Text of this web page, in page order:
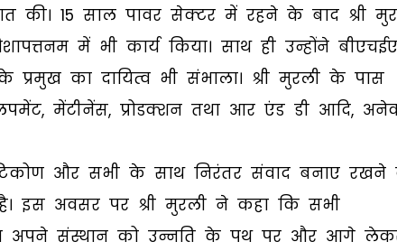
की। 15 साल पावर सेक्टर में रहने के बाद श्री
में भी कार्य किया। साथ ही उन्होंने
प्रमुख का दायित्व भी संभाला। श्री मुरली के पास
मेंटीनेंस, प्रोडक्शन तथा आर एंड डी आदि,
और सभी के साथ निरंतर संवाद बनाए रखने
इस अवसर पर श्री मुरली ने कहा कि सभी
हम अपने संस्थान को उन्नति के पथ पर और आगे